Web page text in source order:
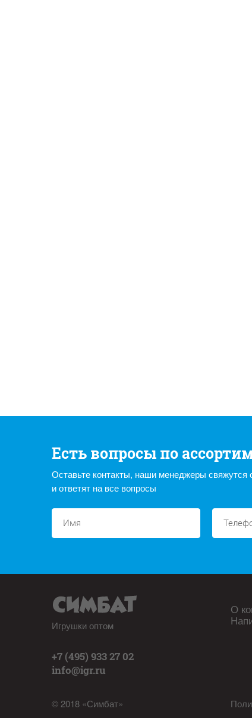
Есть вопросы по
Оставьте контакты, наши менеджеры свяжутся
и ответят на все вопросы
Игрушки оптом
+7 (495) 933 27 02
info@igr.ru
© 2018 «Симбат»
О